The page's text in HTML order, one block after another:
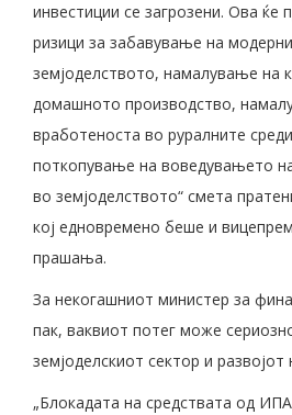
инвестиции се загрозени. Ова ќе
ризици за забавување на
земјоделството, намалување на
домашното производство,
вработеноста во руралните
поткопување на воведувањето
во земјоделството“ смета
кој едновремено беше и
прашања.
За некогашниот министер за
пак, ваквиот потег може
земјоделскиот сектор и
„Блокадата на средствата од